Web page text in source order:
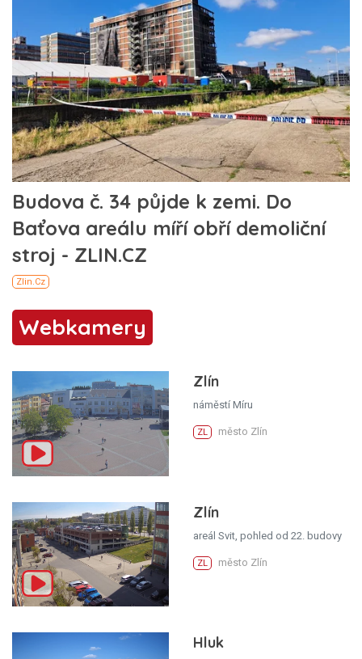
Webkamery
Zlín
náměstí Míru
ZL město Zlín
Zlín
areál Svit, pohled od 22. budovy
ZL město Zlín
Hluk